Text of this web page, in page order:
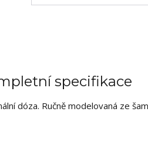
specifikace
dóza. Ručně modelovaná ze